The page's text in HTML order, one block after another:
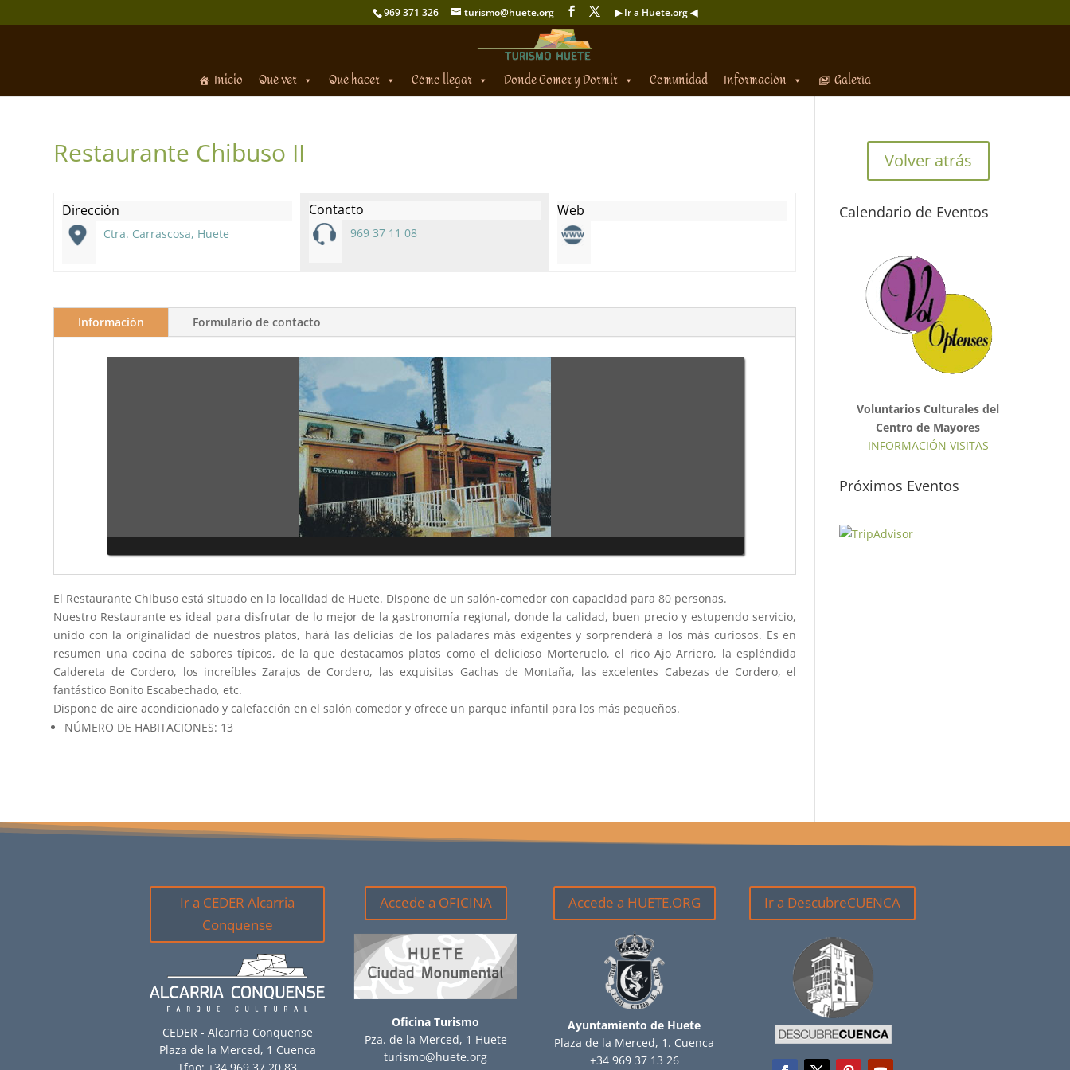
969 371 326 turismo@huete.org ▶ Ir a Huete.org ◀
Inicio Qué ver Qué hacer Cómo llegar Donde Comer y Dormir Comunidad Información Galería
Restaurante Chibuso II
Dirección
Ctra. Carrascosa, Huete
Contacto
969 37 11 08
Web
Información Formulario de contacto
El Restaurante Chibuso está situado en la localidad de Huete. Dispone de un salón-comedor con capacidad para 80 personas.
Nuestro Restaurante es ideal para disfrutar de lo mejor de la gastronomía regional, donde la calidad, buen precio y estupendo servicio,
unido con la originalidad de nuestros platos, hará las delicias de los paladares más exigentes y sorprenderá a los más curiosos. Es en
resumen una cocina de sabores típicos, de la que destacamos platos como el delicioso Morteruelo, el rico Ajo Arriero, la espléndida
Caldereta de Cordero, los increíbles Zarajos de Cordero, las exquisitas Gachas de Montaña, las excelentes Cabezas de Cordero, el
fantástico Bonito Escabechado, etc.
Dispone de aire acondicionado y calefacción en el salón comedor y ofrece un parque infantil para los más pequeños.
NÚMERO DE HABITACIONES: 13
Volver atrás
Calendario de Eventos
Voluntarios Culturales del
Centro de Mayores
INFORMACIÓN VISITAS
Próximos Eventos
Ir a CEDER Alcarria
Conquense
CEDER - Alcarria Conquense
Plaza de la Merced, 1 Cuenca
Accede a OFICINA
Oficina Turismo
Pza. de la Merced, 1 Huete
turismo@huete.org
Accede a HUETE.ORG
Ayuntamiento de Huete
Plaza de la Merced, 1. Cuenca
+34 969 37 13 26
Ir a DescubreCUENCA